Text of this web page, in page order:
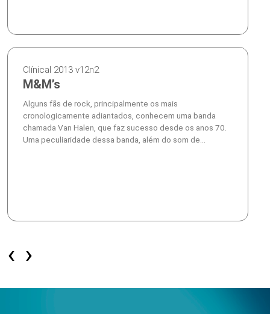
Clínical 2013 v12n2
M&M’s
Alguns fãs de rock, principalmente os mais
cronologicamente adiantados, conhecem uma banda
chamada Van Halen, que faz sucesso desde os anos 70.
Uma peculiaridade dessa banda, além do som de...
‹ ›